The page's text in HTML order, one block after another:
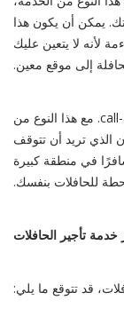
يمكن أن يكون هذا
لأنه لا يتعين عليك
إلى موقع معين.
النوع الأخير من خدمة تأجير الحافلات يسمى call-a-bus. مع هذا النوع من
الذي تريد أن تتوقف
في منطقة كبيرة
للحافلات بنفسك.
خدمة تأجير الحافلات
قد تتوقع ما يلي: